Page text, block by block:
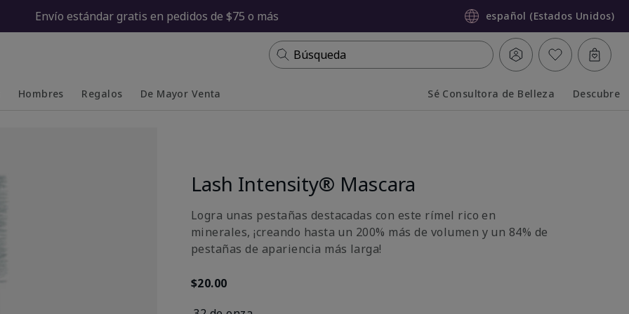
Envío estándar gratis en pedidos de $75 o más español (Estados Unidos)
Búsqueda
Hombres Regalos De Mayor Venta Sé Consultora de Belleza Descubre
Lash Intensity® Mascara
Logra unas pestañas destacadas con este rímel rico en
minerales, ¡creando hasta un 200% más de volumen y un 84% de
pestañas de apariencia más larga!
$20.00